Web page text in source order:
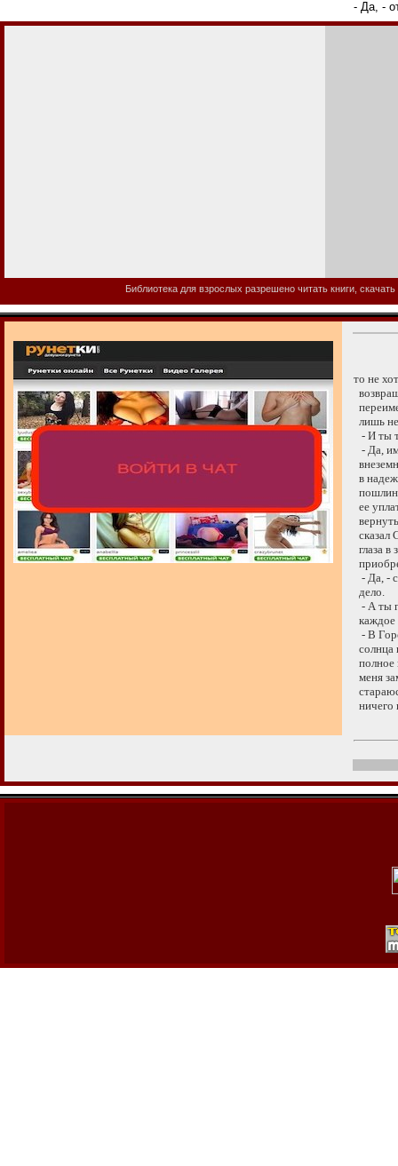
- Да, -
Библиотека для взрослых разрешено читать книги,
то не
лишь
- И ты
- Да,
в
ее
сказал
глаза
- Да, -
дело.
- А ты
каждое
- В
солнца
полное
меня
ничего